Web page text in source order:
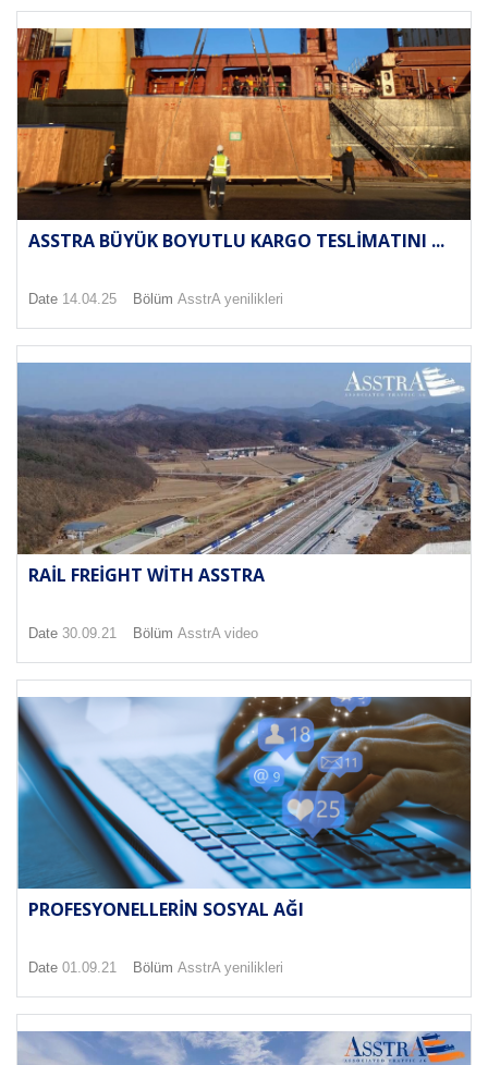
ASSTRA BÜYÜK BOYUTLU KARGO TESLIMATINI ...
Date 14.04.25 Bölüm AsstrA yenilikleri
RAIL FREIGHT WITH ASSTRA
Date 30.09.21 Bölüm AsstrA video
PROFESYONELLERIN SOSYAL AĞI
Date 01.09.21 Bölüm AsstrA yenilikleri